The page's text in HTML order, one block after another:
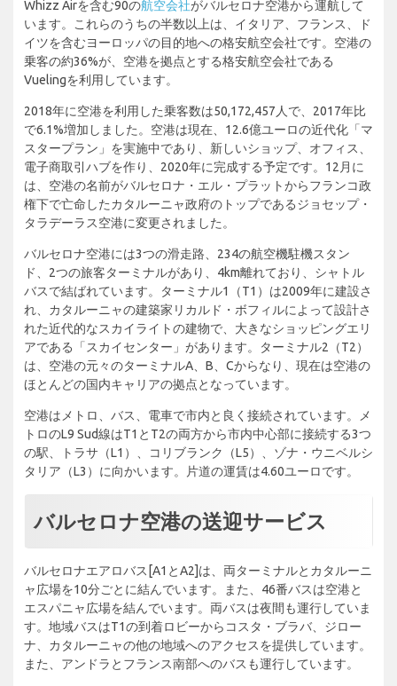
Whizz Airを含む90の航空会社がバルセロナ空港から運航して
います。これらのうちの半数以上は、イタリア、フランス、ド
イツを含むヨーロッパの目的地への格安航空会社です。空港の
乗客の約36%が、空港を拠点とする格安航空会社である
Vuelingを利用しています。
2018年に空港を利用した乗客数は50,172,457人で、2017年比
で6.1%増加しました。空港は現在、12.6億ユーロの近代化「マ
スタープラン」を実施中であり、新しいショップ、オフィス、
電子商取引ハブを作り、2020年に完成する予定です。12月に
は、空港の名前がバルセロナ・エル・プラットからフランコ政
権下で亡命したカタルーニャ政府のトップであるジョセップ・
タラデーラス空港に変更されました。
バルセロナ空港には3つの滑走路、234の航空機駐機スタン
ド、2つの旅客ターミナルがあり、4km離れており、シャトル
バスで結ばれています。ターミナル1（T1）は2009年に建設さ
れ、カタルーニャの建築家リカルド・ボフィルによって設計さ
れた近代的なスカイライトの建物で、大きなショッピングエリ
アである「スカイセンター」があります。ターミナル2（T2）
は、空港の元々のターミナルA、B、Cからなり、現在は空港の
ほとんどの国内キャリアの拠点となっています。
空港はメトロ、バス、電車で市内と良く接続されています。メ
トロのL9 Sud線はT1とT2の両方から市内中心部に接続する3つ
の駅、トラサ（L1）、コリブランク（L5）、ゾナ・ウニベルシ
タリア（L3）に向かいます。片道の運賃は4.60ユーロです。
バルセロナ空港の送迎サービス
バルセロナエアロバス[A1とA2]は、両ターミナルとカタルーニ
ャ広場を10分ごとに結んでいます。また、46番バスは空港と
エスパニャ広場を結んでいます。両バスは夜間も運行していま
す。地域バスはT1の到着ロビーからコスタ・ブラバ、ジロー
ナ、カタルーニャの他の地域へのアクセスを提供しています。
また、アンドラとフランス南部へのバスも運行しています。